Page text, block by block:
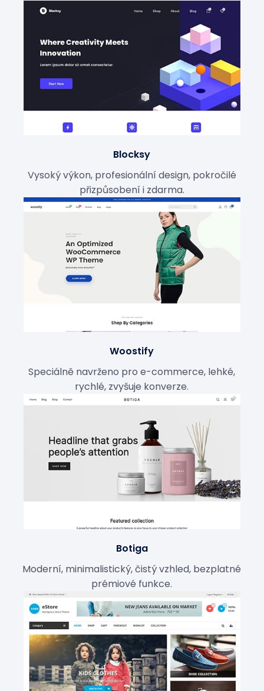
Blocksy
Vysoký výkon, profesionální design, pokročilé
přizpůsobení i zdarma.
Woostify
Speciálně navrženo pro e-commerce, lehké,
rychlé, zvyšuje konverze.
Botiga
Moderní, minimalistický, čistý vzhled, bezplatné
prémiové funkce.